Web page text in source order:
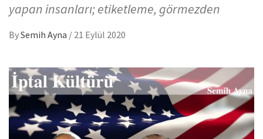
yapan insanları; etiketleme, görmezden
BySemih Ayna / 21 Eylül 2020